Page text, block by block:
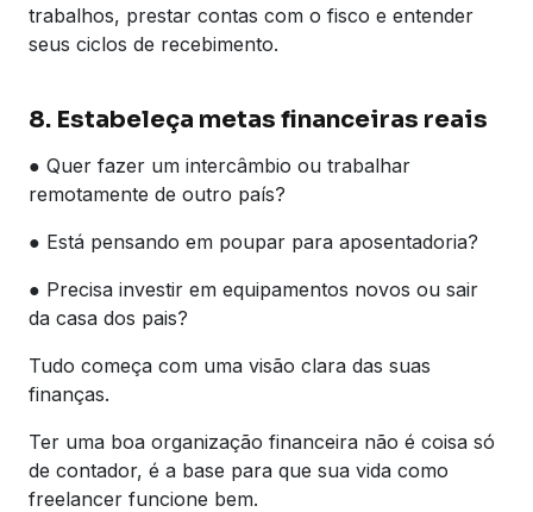
trabalhos, prestar contas com o fisco e entender
seus ciclos de recebimento.
8. Estabeleça metas financeiras reais
● Quer fazer um intercâmbio ou trabalhar
remotamente de outro país?
● Está pensando em poupar para aposentadoria?
● Precisa investir em equipamentos novos ou sair
da casa dos pais?
Tudo começa com uma visão clara das suas
finanças.
Ter uma boa organização financeira não é coisa só
de contador, é a base para que sua vida como
freelancer funcione bem.